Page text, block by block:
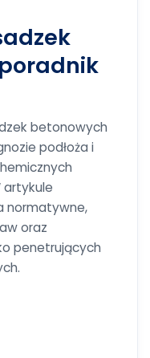
betonowych
podłoża i
artykule
normatywne,
oraz
penetrujących